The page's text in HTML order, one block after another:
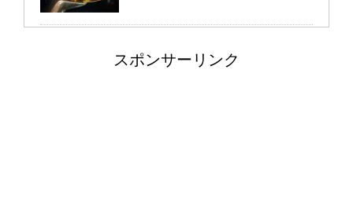
よく目が合う時の男性心理は？視線を
い・・・私だけでしょうか？
スポンサーリンク